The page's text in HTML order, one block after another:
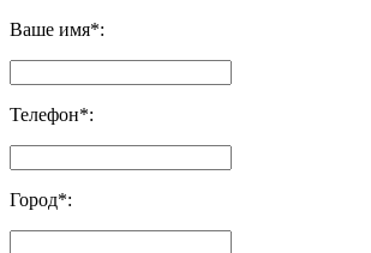
Ваше имя*:
Телефон*:
Город*: